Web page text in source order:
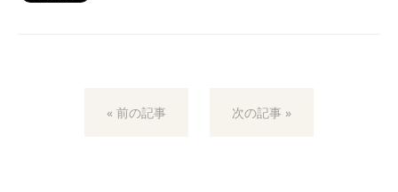
« 前の記事 次の記事 »